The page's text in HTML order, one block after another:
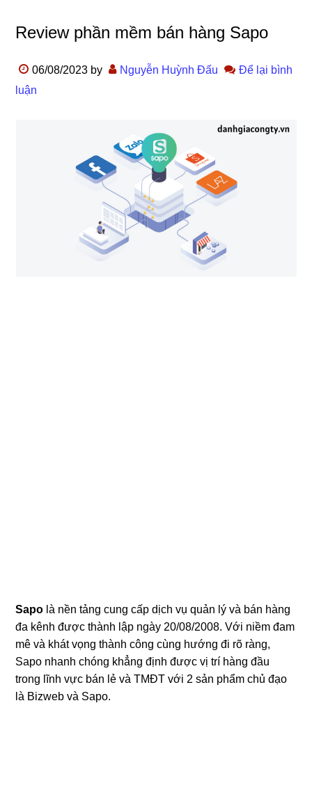
Review phần mềm bán hàng Sapo
06/08/2023 by Nguyễn Huỳnh Đấu
Để lại bình
luận
Sapo là nền tảng cung cấp dịch vụ quản lý và bán hàng
đa kênh được thành lập ngày 20/08/2008. Với niềm đam
mê và khát vọng thành công cùng hướng đi rõ ràng,
Sapo nhanh chóng khẳng định được vị trí hàng đầu
trong lĩnh vực bán lẻ và TMĐT với 2 sản phẩm chủ đạo
là Bizweb và Sapo.